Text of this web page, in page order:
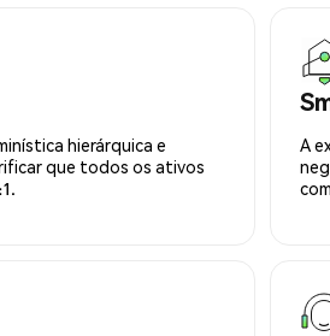
hierárquica e
que todos os ativos
A